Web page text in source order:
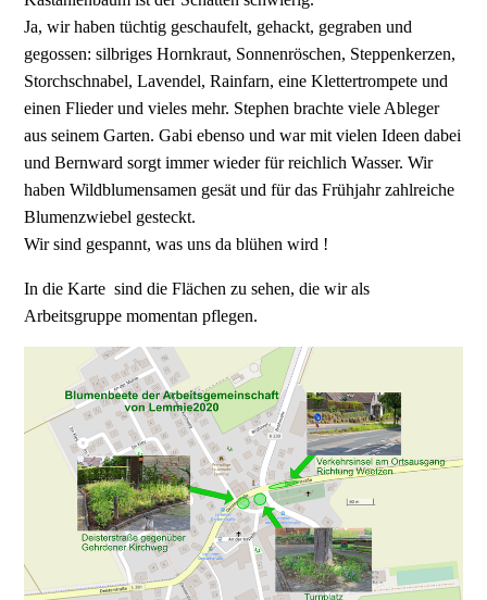
Ja, wir haben tüchtig geschaufelt, gehackt, gegraben und
gegossen: silbriges Hornkraut, Sonnenröschen, Steppenkerzen,
Storchschnabel, Lavendel, Rainfarn, eine Klettertrompete und
einen Flieder und vieles mehr. Stephen brachte viele Ableger
aus seinem Garten. Gabi ebenso und war mit vielen Ideen dabei
und Bernward sorgt immer wieder für reichlich Wasser. Wir
haben Wildblumensamen gesät und für das Frühjahr zahlreiche
Blumenzwiebel gesteckt.
Wir sind gespannt, was uns da blühen wird !
In die Karte sind die Flächen zu sehen, die wir als
Arbeitsgruppe momentan pflegen.